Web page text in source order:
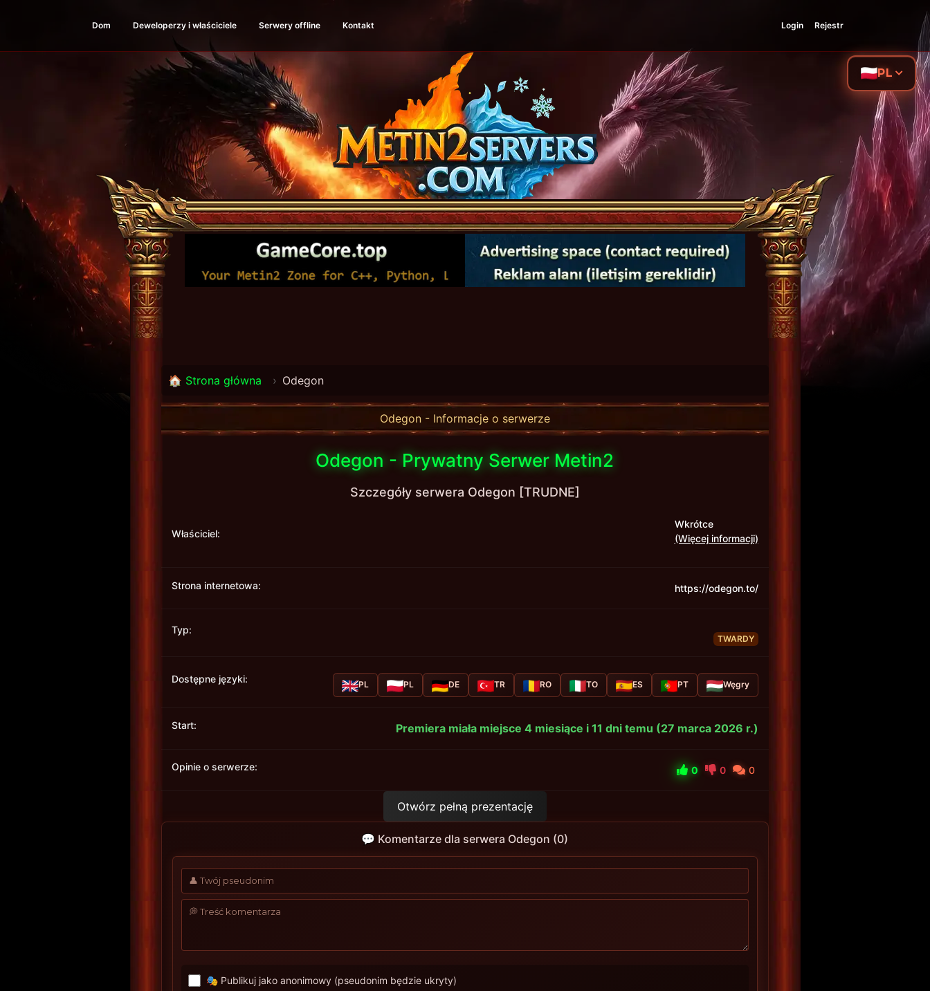
PL
Dom Deweloperzy i właściciele Serwery offline Kontakt Login Rejestr
🏠 Strona główna › Odegon
Odegon - Informacje o serwerze
Odegon - Prywatny Serwer Metin2
Szczegóły serwera Odegon [TRUDNE]
Właściciel:
Wkrótce
(Więcej informacji)
Strona internetowa: https://odegon.to/
Typ:
TWARDY
Dostępne języki: PL PL DE TR RO TO ES PT Węgry
Start: Premiera miała miejsce 4 miesiące i 11 dni temu (27 marca 2026 r.)
Opinie o serwerze: 0 0 0
Otwórz pełną prezentację
💬 Komentarze dla serwera Odegon (0)
🎭 Publikuj jako anonimowy (pseudonim będzie ukryty)